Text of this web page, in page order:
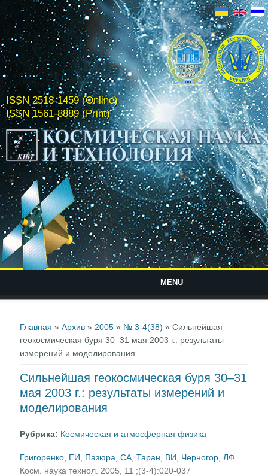
ISSN 2518-1459 (Online)
ISSN 1561-8889 (Print)
MENU
Главная »Архив » 2005 » № 3-4(38) » Сильнейшая
геокосмическая буря 30–31 мая 2003 г.: результаты
измерений и моделирования
Сильнейшая геокосмическая буря 30–31
мая 2003 г.: результаты измерений и
моделирования
Рубрика: Космическая и атмосферная физика
Григоренко, ЕИ Пазюра, СА ,Таран, ВИ
Черногор, ЛФ
Косм. наука технол. 2005, 11 ;(3-4):020-037